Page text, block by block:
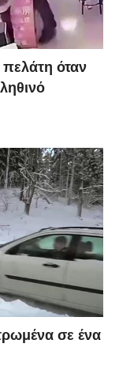
όταν
σε ένα